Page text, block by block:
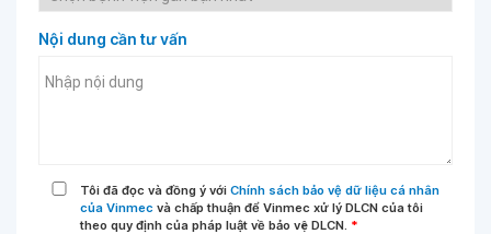
Nội dung cần tư vấn
Tôi đã đọc và đồng ý với Chính sách bảo vệ dữ liệu cá nhân
của Vinmec và chấp thuận để Vinmec xử lý DLCN của tôi
theo quy định của pháp luật về bảo vệ DLCN. *